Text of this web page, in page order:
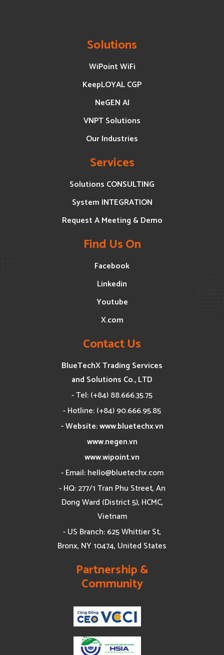
Solutions
WiPoint WiFi
KeepLOYAL CGP
NeGEN AI
VNPT Solutions
Our Industries
Services
Solutions CONSULTING
System INTEGRATION
Request A Meeting & Demo
Find Us On
Facebook
Linkedin
Youtube
X.com
Contact Us
BlueTechX Trading Services
and Solutions Co., LTD
- Tel: (+84) 88.666.35.75
- Hotline: (+84) 90.666.95.85
- Website: www.bluetechx.vn
www.negen.vn
www.wipoint.vn
- Email:hello@bluetechx.com
- HQ: 277/1 Tran Phu Street, An
Dong Ward (District 5), HCMC,
Vietnam
- US Branch: 625 Whittier St,
Bronx, NY 10474, United States
Partnership &
Community